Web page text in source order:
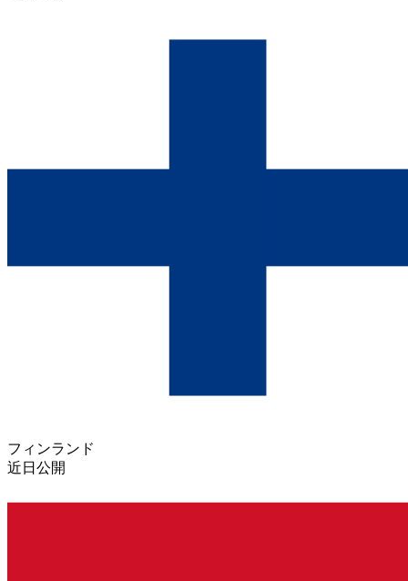
フィンランド
近日公開